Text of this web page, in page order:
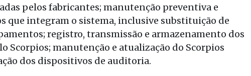
pelos fabricantes; manutenção preventiva e
que integram o sistema, inclusive substituição de
registro, transmissão e armazenamento dos
Scorpios; manutenção e atualização do Scorpios
dos dispositivos de auditoria.